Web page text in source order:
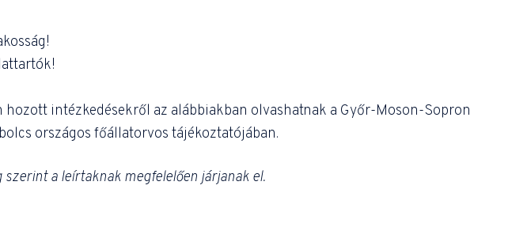
intézkedésekről az alábbiakban olvashatnak a Győr-Moson-Sopron
országos főállatorvos tájékoztatójában.
a leírtaknak megfelelően járjanak el.